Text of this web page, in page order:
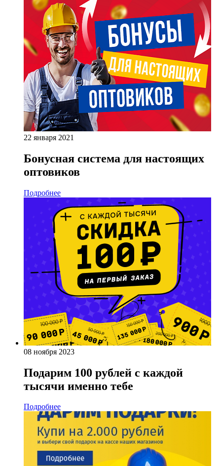
22 января 2021
Бонусная система для настоящих
оптовиков
Подробнее
08 ноября 2023
Подарим 100 рублей с каждой
тысячи именно тебе
Подробнее